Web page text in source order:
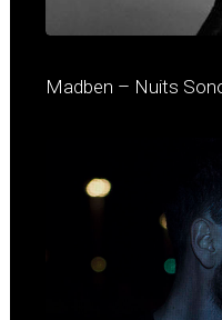
Madben – Nuits